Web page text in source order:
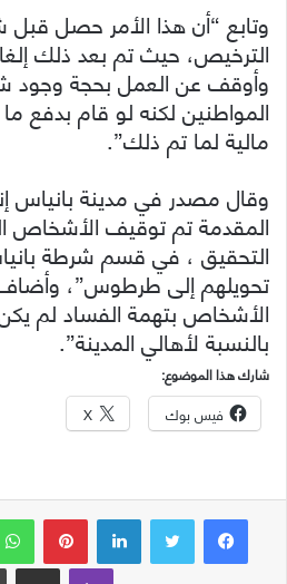
وتابع “أن هذا الأمر حصل قبل
الترخيص، حيث تم بعد ذلك
وأوقف عن العمل بحجة
المواطنين لكنه لو قام بدفع
مالية لما تم ذلك”.
وقال مصدر في مدينة بانياس
المقدمة تم توقيف الأشخاص
التحقيق ، في قسم شرطة
تحويلهم إلى طرطوس”،
الأشخاص بتهمة الفساد لم
بالنسبة لأهالي المدينة”.
شارك هذا الموضوع:
فيس بوك X
لينكدإن بينتيريست
ڤايبر
مشاركة عبر البريد